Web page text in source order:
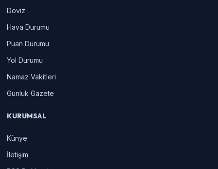
Doviz
Hava Durumu
Puan Durumu
Yol Durumu
Namaz Vakitleri
Gunluk Gazete
KURUMSAL
Künye
İletişim